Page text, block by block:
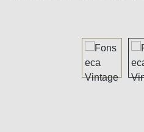
Bildergalerie überspringen